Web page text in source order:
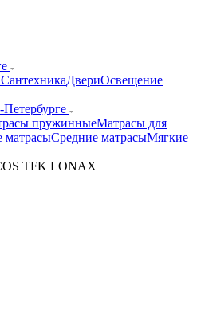
СантехникаДвериОсвещение
пружинныеМатрасы для
матрасыСредние матрасыМягкие
TFK LONAX